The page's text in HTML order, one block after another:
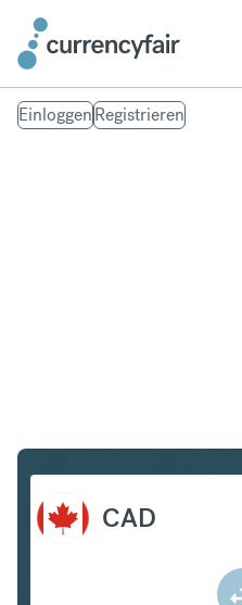
EinloggenRegistrieren
CAD